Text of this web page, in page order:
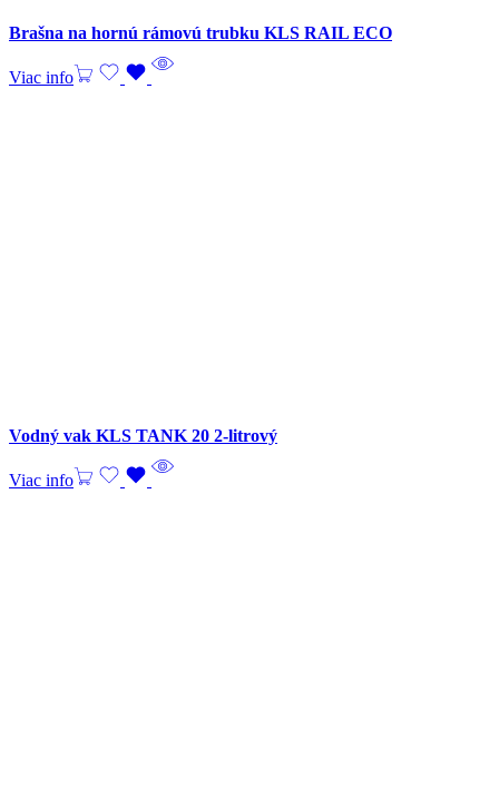
Brašna na hornú rámovú trubku KLS RAIL ECO
Viac info
Vodný vak KLS TANK 20 2-litrový
Viac info